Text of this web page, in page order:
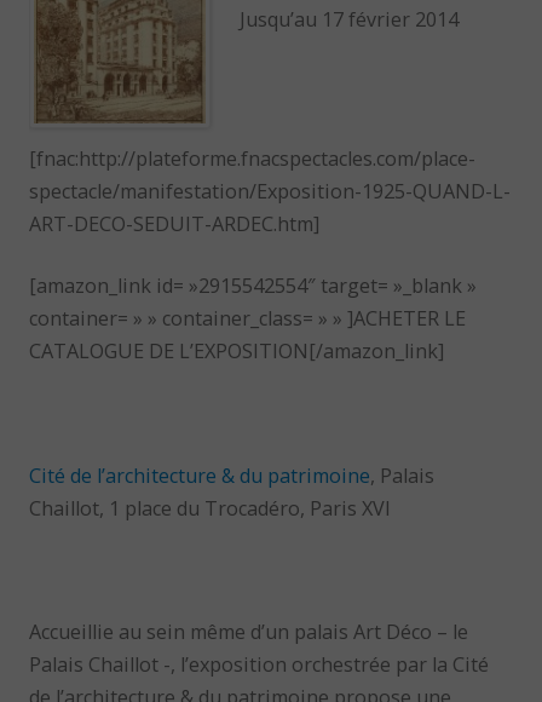
Jusqu’au 17 février 2014
[fnac:http://plateforme.fnacspectacles.com/place-
spectacle/manifestation/Exposition-1925-QUAND-L-
ART-DECO-SEDUIT-ARDEC.htm]
[amazon_link id= »2915542554″ target= »_blank »
container= » » container_class= » » ]ACHETER LE
CATALOGUE DE L’EXPOSITION[/amazon_link]
Cité de l’architecture & du patrimoine, Palais
Chaillot, 1 place du Trocadéro, Paris XVI
Accueillie au sein même d’un palais Art Déco – le
Palais Chaillot -, l’exposition orchestrée par la Cité